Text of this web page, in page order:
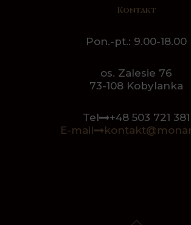
Kontakt
Pon.-pt.: 9.00-18.00
os. Zalesie 76
73-108 Kobylanka
Tel
+48 503 721 381
E-mail